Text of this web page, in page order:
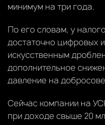
минимум на три года.
По его словам, у
достаточно цифровых
искусственным
дополнительное
давление на
Сейчас компании на
при доходе свыше 20